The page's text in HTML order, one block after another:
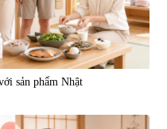
sản phẩm Nhật